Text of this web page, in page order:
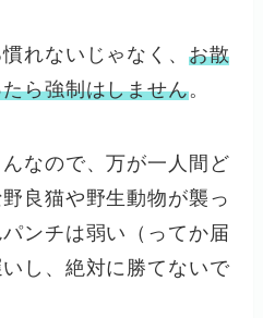
れないじゃなく、 お散
ら強制はしません。
なので、万が一人間ど
良猫や野生動物が襲っ
ンチは弱い（ってか届
し、絶対に勝てないで